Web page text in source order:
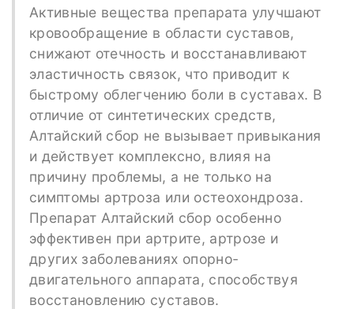
Активные вещества препарата улучшают
кровообращение в области суставов,
снижают отечность и восстанавливают
эластичность связок, что приводит к
быстрому облегчению боли в суставах. В
отличие от синтетических средств,
Алтайский сбор не вызывает привыкания
и действует комплексно, влияя на
причину проблемы, а не только на
симптомы артроза или остеохондроза.
Препарат Алтайский сбор особенно
эффективен при артрите, артрозе и
других заболеваниях опорно-
двигательного аппарата, способствуя
восстановлению суставов.